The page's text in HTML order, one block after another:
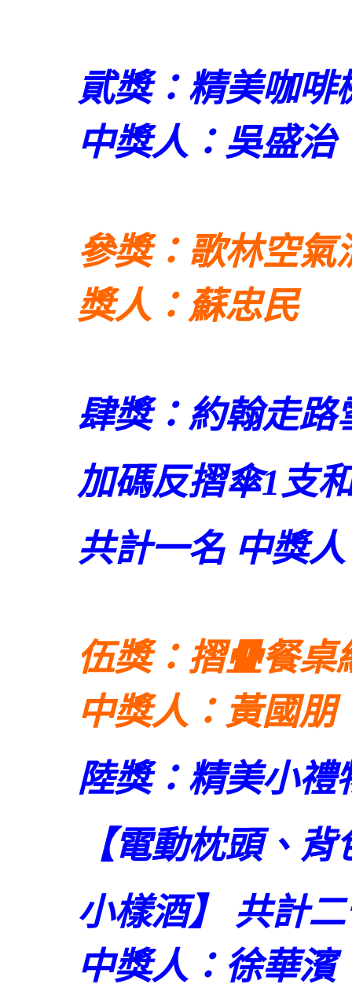
貮獎：精美咖啡
中獎人：吳盛治
參獎：歌林空氣
獎人：蘇忠民
肆獎：約翰走路
加碼反摺傘1支
共計一名 中獎
伍獎：摺疊餐桌
中獎人：黃國朋
陸獎：精美小禮
【電動枕頭、
小樣酒】 共計
中獎人：徐華濱